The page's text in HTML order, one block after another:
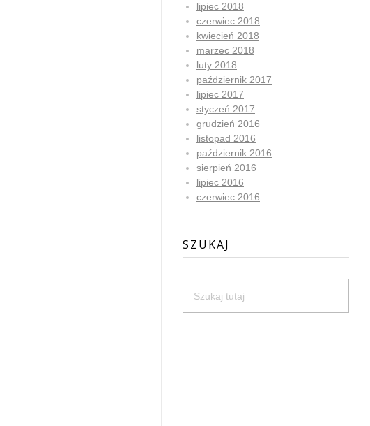
lipiec 2018
czerwiec 2018
kwiecień 2018
marzec 2018
luty 2018
październik 2017
lipiec 2017
styczeń 2017
grudzień 2016
listopad 2016
październik 2016
sierpień 2016
lipiec 2016
czerwiec 2016
SZUKAJ